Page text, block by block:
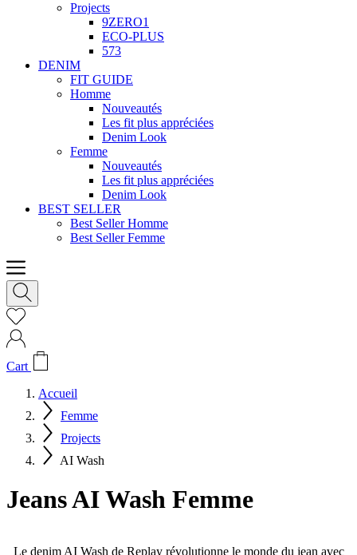
Projects
9ZERO1
ECO-PLUS
573
DENIM
FIT GUIDE
Homme
Nouveautés
Les fit plus appréciées
Denim Look
Femme
Nouveautés
Les fit plus appréciées
Denim Look
BEST SELLER
Best Seller Homme
Best Seller Femme
Cart
Accueil
Femme
Projects
AI Wash
Jeans AI Wash Femme
Le denim AI Wash de Replay révolutionne le monde du jean avec